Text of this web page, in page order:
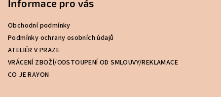
Informace pro vás
Obchodní podmínky
Podmínky ochrany osobních údajů
ATELIÉR V PRAZE
VRÁCENÍ ZBOŽÍ/ODSTOUPENÍ OD SMLOUVY/REKLAMACE
CO JE RAYON